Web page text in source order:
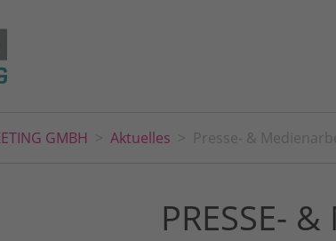
GMBH Aktuelles Presse- &
PRESSE-